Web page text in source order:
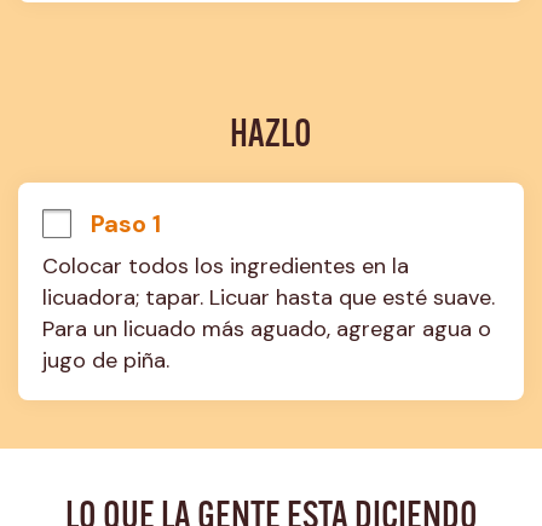
HAZLO
Paso 1
Colocar todos los ingredientes en la
licuadora; tapar. Licuar hasta que esté suave.
Para un licuado más aguado, agregar agua o
jugo de piña.